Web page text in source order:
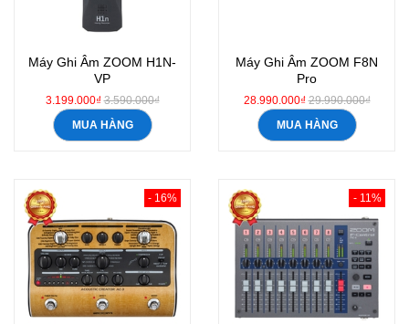
Máy Ghi Âm ZOOM H1N-
VP
3.199.000₫3.590.000₫
MUA HÀNG
Máy Ghi Âm ZOOM F8N
Pro
28.990.000₫29.990.000₫
MUA HÀNG
- 16% - 11%